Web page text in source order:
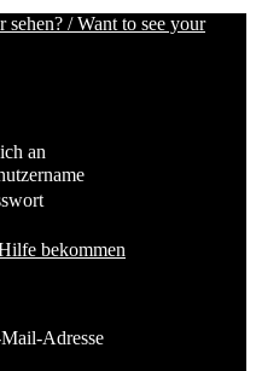
/ Want to see your
an
bekommen
Adresse